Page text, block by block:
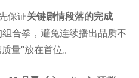
保证关键剧情段落的完成
组合拳，避免连续播出品质不
量”放在首位。